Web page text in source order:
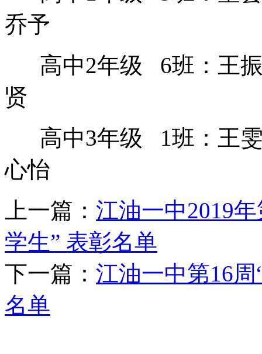
乔予
高中2年级 6班：王
贤
高中3年级 1班：王
心怡
上一篇： 江油一中2019
学生” 表彰名单
下一篇： 江油一中第16周
名单